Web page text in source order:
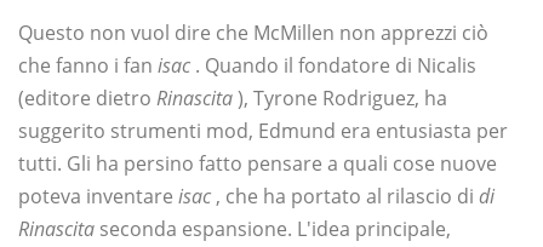
Questo non vuol dire che McMillen non apprezzi ciò
che fanno i fan isac . Quando il fondatore di Nicalis
(editore dietro Rinascita), Tyrone Rodriguez, ha
suggerito strumenti mod, Edmund era entusiasta per
tutti. Gli ha persino fatto pensare a quali cose nuove
poteva inventare isac , che ha portato al rilascio di di
Rinascita seconda espansione. L'idea principale,